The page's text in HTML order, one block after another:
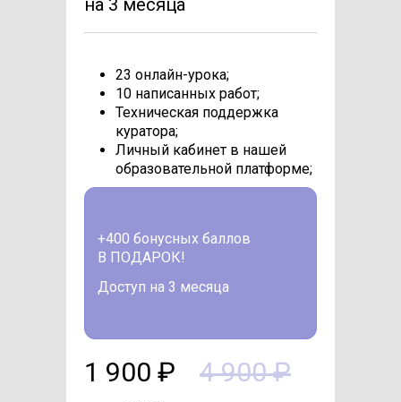
23 онлайн-урока;
10 написанных работ;
Техническая поддержка
куратора;
Личный кабинет в нашей
образовательной платформе;
4 900 ₽
1 900 ₽
+400 бонусных баллов
В ПОДАРОК!
Доступ на 3 месяца